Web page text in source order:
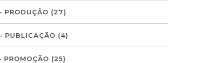
PRODUÇÃO (27)
PUBLICAÇÃO (4)
PROMOÇÃO (25)